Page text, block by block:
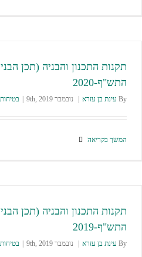
תקנות התכנון והבניה (תכן
התש"ף-2020
עינת בן עזרא | נובמבר 9th, 2019 | בטיחות
המשך בקריאה
תקנות התכנון והבניה (תכן
התש"ף-2019
עינת בן עזרא | נובמבר 9th, 2019 | בטיחות